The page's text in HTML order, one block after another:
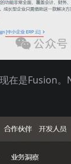
在是Fusion